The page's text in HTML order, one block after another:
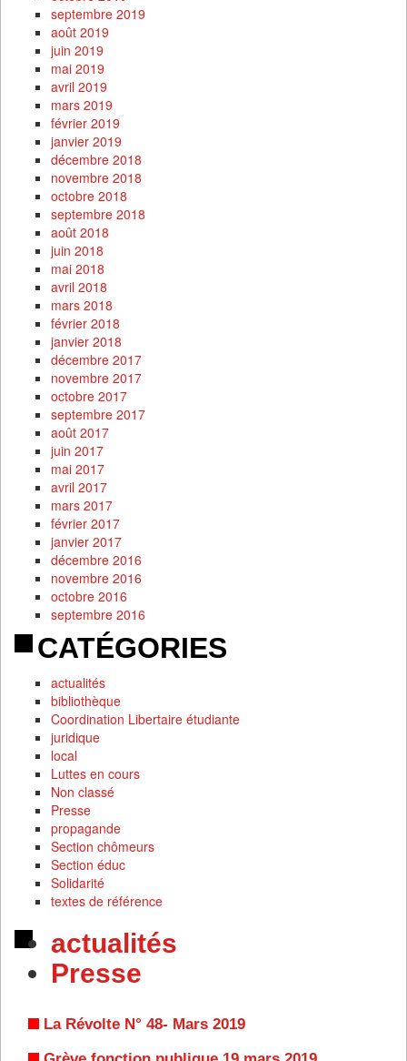
septembre 2019
août 2019
juin 2019
mai 2019
avril 2019
mars 2019
février 2019
janvier 2019
décembre 2018
novembre 2018
octobre 2018
septembre 2018
août 2018
juin 2018
mai 2018
avril 2018
mars 2018
février 2018
janvier 2018
décembre 2017
novembre 2017
octobre 2017
septembre 2017
août 2017
juin 2017
mai 2017
avril 2017
mars 2017
février 2017
janvier 2017
décembre 2016
novembre 2016
octobre 2016
septembre 2016
CATÉGORIES
actualités
bibliothèque
Coordination Libertaire étudiante
juridique
local
Luttes en cours
Non classé
Presse
propagande
Section chômeurs
Section éduc
Solidarité
textes de référence
actualités
Presse
La Révolte N° 48- Mars 2019